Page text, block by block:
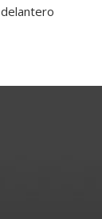
delantero